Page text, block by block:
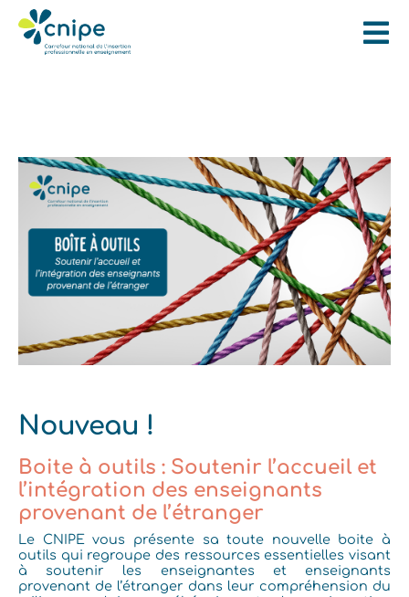
Nouveau !
Boite à outils : Soutenir l’accueil et
l’intégration des enseignants
provenant de l’étranger
Le CNIPE vous présente sa toute nouvelle boite à
outils qui regroupe des ressources essentielles visant
à soutenir les enseignantes et enseignants
provenant de l’étranger dans leur compréhension du